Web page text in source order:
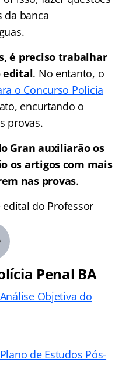
da banca
é preciso trabalhar
edital. No entanto, o
o Concurso Polícia
encurtando o
provas.
Gran auxiliarão os
os artigos com mais
nas provas.
edital do Professor
Penal BA
Análise Objetiva do
Plano de Estudos Pós-